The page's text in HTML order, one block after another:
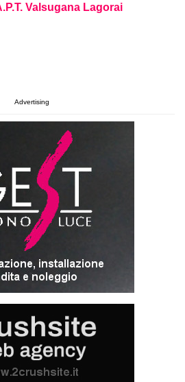
Valsugana Lagorai
Advertising